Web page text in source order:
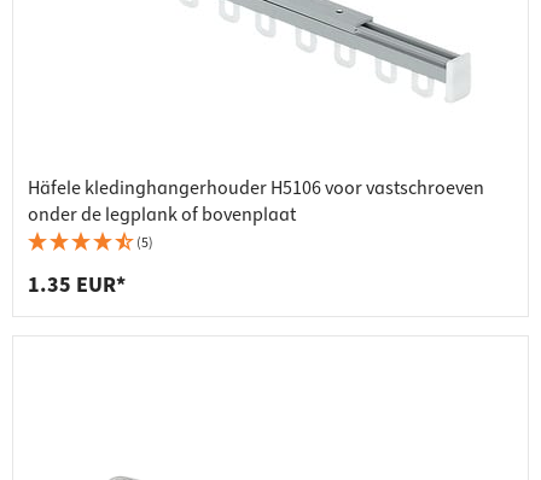
Häfele kledinghangerhouder H5106 voor vastschroeven
onder de legplank of bovenplaat
(5)
1.35 EUR*